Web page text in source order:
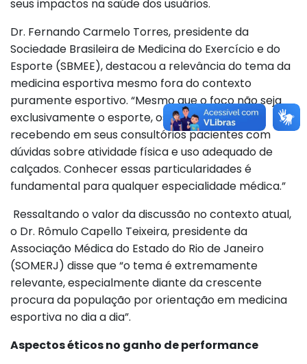
seus impactos na saúde dos usuários.
Dr. Fernando Carmelo Torres, presidente da
Sociedade Brasileira de Medicina do Exercício e do
Esporte (SBMEE), destacou a relevância do tema da
medicina esportiva mesmo fora do contexto
puramente esportivo. “Mesmo que o foco não seja
exclusivamente o esporte, os médicos acabam
recebendo em seus consultórios pacientes com
dúvidas sobre atividade física e uso adequado de
calçados. Conhecer essas particularidades é
fundamental para qualquer especialidade médica.”
Ressaltando o valor da discussão no contexto atual,
o Dr. Rômulo Capello Teixeira, presidente da
Associação Médica do Estado do Rio de Janeiro
(SOMERJ) disse que “o tema é extremamente
relevante, especialmente diante da crescente
procura da população por orientação em medicina
esportiva no dia a dia”.
Aspectos éticos no ganho de performance